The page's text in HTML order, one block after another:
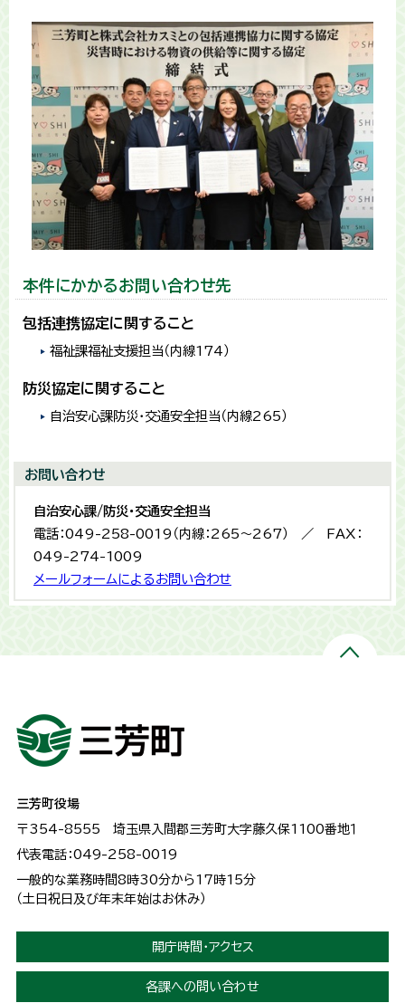
本件にかかるお問い合わせ先
包括連携協定に関すること
福祉課福祉支援担当（内線174）
防災協定に関すること
自治安心課防災・交通安全担当（内線265）
お問い合わせ
自治安心課/防災・交通安全担当
電話：049-258-0019（内線：265〜267） ／ FAX：
049-274-1009
メールフォームによるお問い合わせ
三芳町役場
〒354-8555 埼玉県入間郡三芳町大字藤久保1100番地１
代表電話：049-258-0019
一般的な業務時間8時30分から17時15分
（土日祝日及び年末年始はお休み）
開庁時間・アクセス
各課への問い合わせ